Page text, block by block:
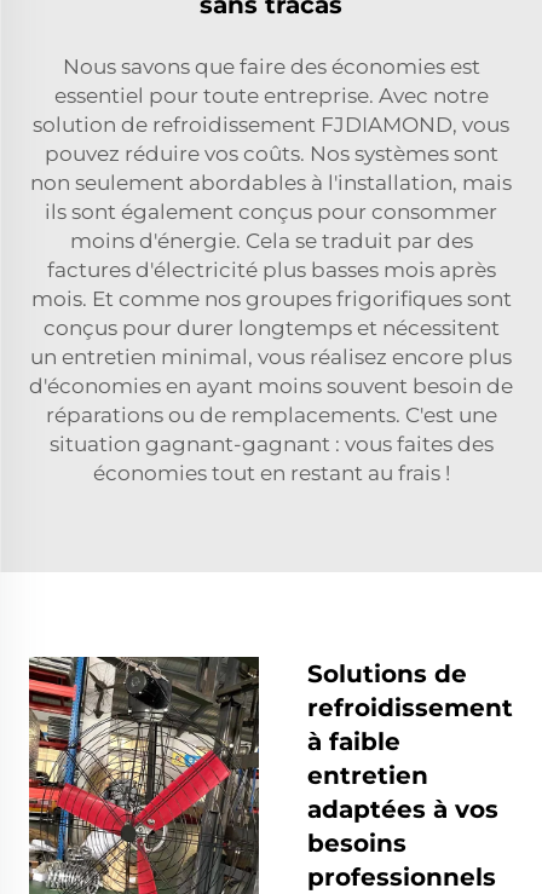
Nous savons que faire des économies est
essentiel pour toute entreprise. Avec notre
solution de refroidissement FJDIAMOND, vous
pouvez réduire vos coûts. Nos systèmes sont
non seulement abordables à l'installation, mais
ils sont également conçus pour consommer
moins d'énergie. Cela se traduit par des
factures d'électricité plus basses mois après
mois. Et comme nos groupes frigorifiques sont
conçus pour durer longtemps et nécessitent
un entretien minimal, vous réalisez encore plus
d'économies en ayant moins souvent besoin de
réparations ou de remplacements. C'est une
situation gagnant-gagnant : vous faites des
économies tout en restant au frais !
Solutions de
refroidissement
à faible
entretien
adaptées à vos
besoins
professionnels